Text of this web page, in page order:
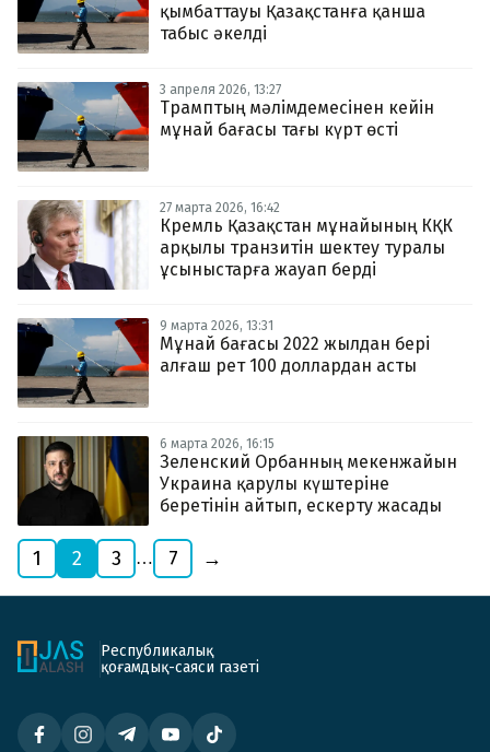
қымбаттауы Қазақстанға қанша
табыс әкелді
3 апреля 2026, 13:27
Трамптың мәлімдемесінен кейін
мұнай бағасы тағы күрт өсті
27 марта 2026, 16:42
Кремль Қазақстан мұнайының КҚК
арқылы транзитін шектеу туралы
ұсыныстарға жауап берді
9 марта 2026, 13:31
Мұнай бағасы 2022 жылдан бері
алғаш рет 100 доллардан асты
6 марта 2026, 16:15
Зеленский Орбанның мекенжайын
Украина қарулы күштеріне
беретінін айтып, ескерту жасады
1 2 3 … 7 →
Республикалық
қоғамдық-саяси газеті